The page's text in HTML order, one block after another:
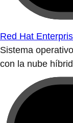
Red Hat
Sistema
con la nube